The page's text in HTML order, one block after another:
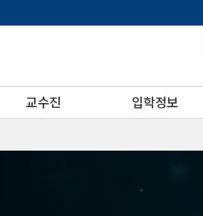
교수진 입학정보